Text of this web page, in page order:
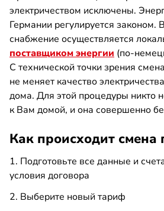
электричеством исключены.
Германии регулируется законом.
снабжение осуществляется
поставщиком энергии (по-
С технической точки зрения
не меняет качество
дома. Для этой процедуры никто
к Вам домой, и она совершенно
Как происходит смена
1. Подготовьте все данные и
условия договора
2. Выберите новый тариф